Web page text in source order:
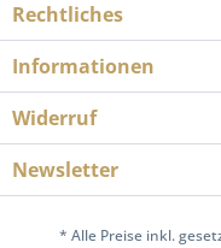
Rechtliches
Informationen
Widerruf
Newsletter
* Alle Preise inkl.